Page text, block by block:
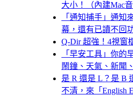
大小！（內建Mac音
「通知捕手」通知
幕，還有已讀不回
Q-Dir 超強！4視窗
「早安工具」你的
鬧鐘、天氣、新聞
是 R 還是 L？是 B
不清，來「English